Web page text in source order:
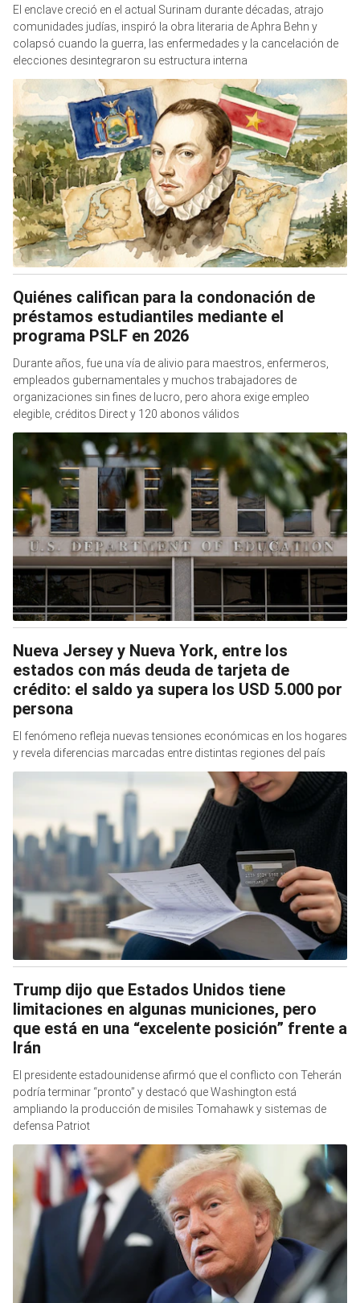
El enclave creció en el actual Surinam durante décadas, atrajo
comunidades judías, inspiró la obra literaria de Aphra Behn y
colapsó cuando la guerra, las enfermedades y la cancelación de
elecciones desintegraron su estructura interna
Quiénes califican para la condonación de
préstamos estudiantiles mediante el
programa PSLF en 2026
Durante años, fue una vía de alivio para maestros, enfermeros,
empleados gubernamentales y muchos trabajadores de
organizaciones sin fines de lucro, pero ahora exige empleo
elegible, créditos Direct y 120 abonos válidos
Nueva Jersey y Nueva York, entre los
estados con más deuda de tarjeta de
crédito: el saldo ya supera los USD 5.000 por
persona
El fenómeno refleja nuevas tensiones económicas en los hogares
y revela diferencias marcadas entre distintas regiones del país
Trump dijo que Estados Unidos tiene
limitaciones en algunas municiones, pero
que está en una “excelente posición” frente a
Irán
El presidente estadounidense afirmó que el conflicto con Teherán
podría terminar “pronto” y destacó que Washington está
ampliando la producción de misiles Tomahawk y sistemas de
defensa Patriot